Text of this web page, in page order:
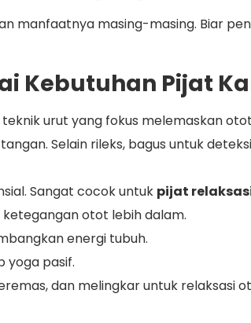
manfaatnya masing-masing. Biar
Kebutuhan Pijat
urut yang fokus melemaskan
Selain rileks, bagus untuk
Sangat cocok untuk pijat
otot lebih dalam.
energi tubuh.
yoga pasif.
dan melingkar untuk relaksasi